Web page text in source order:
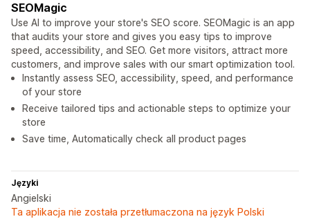
SEOMagic
Use AI to improve your store's SEO score. SEOMagic is an app
that audits your store and gives you easy tips to improve
speed, accessibility, and SEO. Get more visitors, attract more
customers, and improve sales with our smart optimization tool.
Instantly assess SEO, accessibility, speed, and performance
of your store
Receive tailored tips and actionable steps to optimize your
store
Save time, Automatically check all product pages
Języki
Angielski
Ta aplikacja nie została przetłumaczona na język Polski